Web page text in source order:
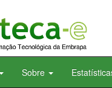
Sobre